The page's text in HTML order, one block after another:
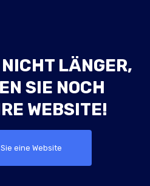
LÄNGER,
SIE NOCH
WEBSITE!
eine Website